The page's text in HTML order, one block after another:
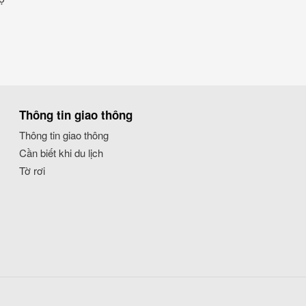
Thông tin giao thông
Thông tin giao thông
Cần biết khi du lịch
Tờ rơi